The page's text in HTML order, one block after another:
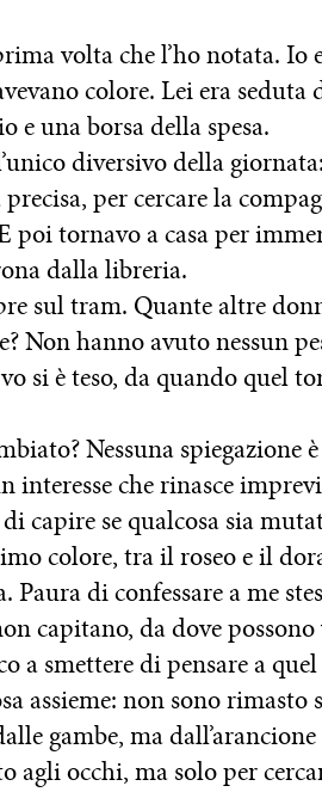
volta che l’ho notata. Io
colore. Lei era
e una borsa della spesa.
diversivo della
per cercare la
poi tornavo a casa per
dalla libreria.
sul tram. Quante altre
Non hanno avuto nessun
si è teso, da quando quel
Nessuna
interesse che rinasce
capire se qualcosa sia
colore, tra il roseo e il
di confessare a me
capitano, da dove
a smettere di pensare a
assieme: non sono
gambe, ma
agli occhi, ma solo per